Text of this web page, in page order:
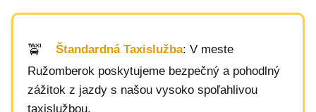
Štandardná Taxislužba: V meste
Ružomberok poskytujeme bezpečný a pohodlný
zážitok z jazdy s našou vysoko spoľahlivou
taxislužbou.